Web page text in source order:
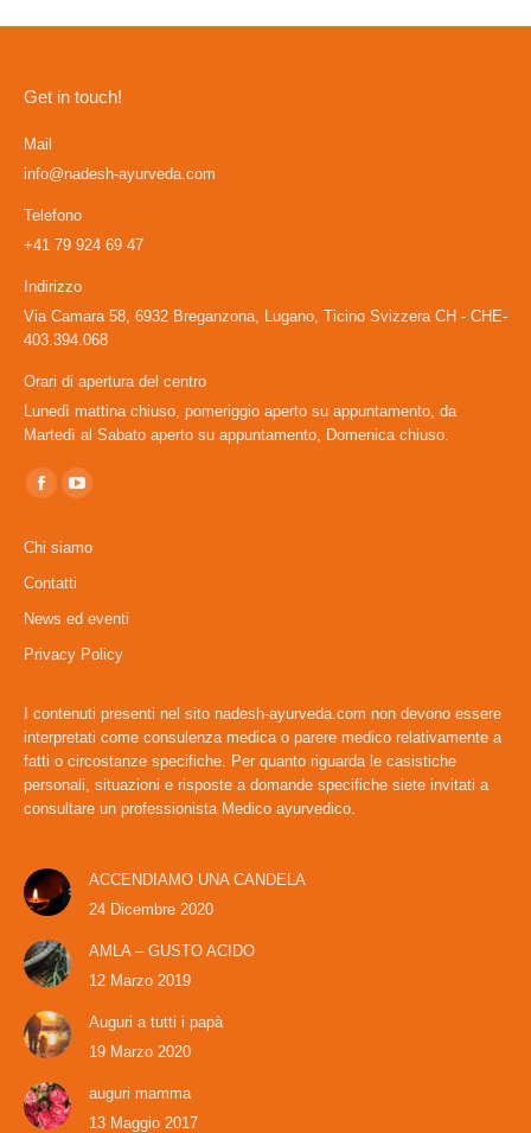
Get in touch!
Mail
info@nadesh-ayurveda.com
Telefono
+41 79 924 69 47
Indirizzo
Via Camara 58, 6932 Breganzona, Lugano, Ticino Svizzera CH - CHE-
403.394.068
Orari di apertura del centro
Lunedì mattina chiuso, pomeriggio aperto su appuntamento, da
Martedì al Sabato aperto su appuntamento, Domenica chiuso.
Ci puoi trovare su:
Facebook
opens
in
new
window
YouTube
opens
in
new
window
Chi siamo
Contatti
News ed eventi
Privacy Policy
I contenuti presenti nel sito nadesh-ayurveda.com non devono essere
interpretati come consulenza medica o parere medico relativamente a
fatti o circostanze specifiche. Per quanto riguarda le casistiche
personali, situazioni e risposte a domande specifiche siete invitati a
consultare un professionista Medico ayurvedico.
ACCENDIAMO UNA CANDELA
24 Dicembre 2020
AMLA – GUSTO ACIDO
12 Marzo 2019
Auguri a tutti i papà
19 Marzo 2020
auguri mamma
13 Maggio 2017